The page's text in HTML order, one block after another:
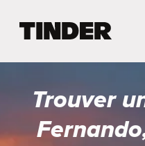
i
T
Trouver